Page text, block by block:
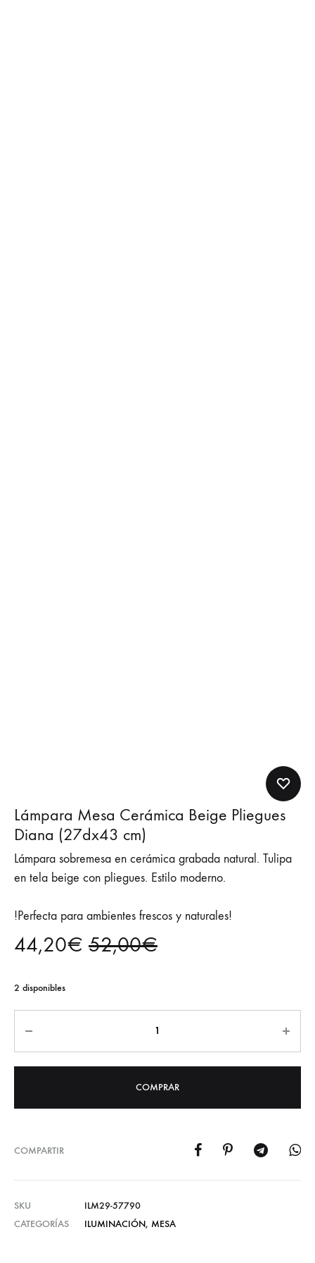
Lámpara Mesa Cerámica Beige Pliegues
Diana (27dx43 cm)
Lámpara sobremesa en cerámica grabada natural. Tulipa
en tela beige con pliegues. Estilo moderno.
!Perfecta para ambientes frescos y naturales!
44,20€ 52,00€
2 disponibles
COMPRAR
COMPARTIR
SKU
ILM29-57790
CATEGORÍAS
ILUMINACIÓN, MESA